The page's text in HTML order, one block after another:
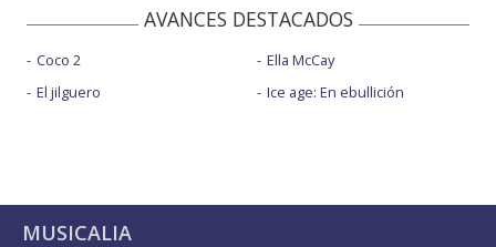
AVANCES DESTACADOS
Coco 2
El jilguero
Ella McCay
Ice age: En ebullición
MUSICALIA